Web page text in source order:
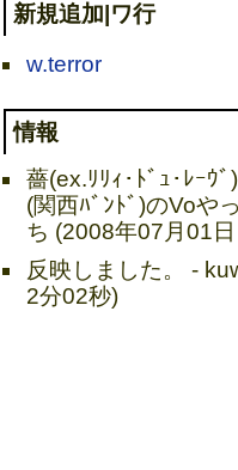
新規追加|ワ行
w.terror
情報
薔(ex.ﾘﾘｨ･ﾄﾞｭ･ﾚｰｳ
(関西ﾊﾞﾝﾄﾞ)のVoや
ち (2008年07月01
反映しました。 -
2分02秒)